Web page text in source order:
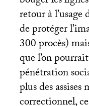
retour à
de protéger
300 procès)
que l’on
pénétration
plus des